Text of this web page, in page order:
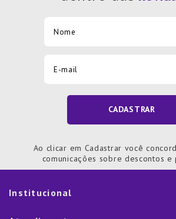
CADASTRAR
Ao clicar em Cadastrar você
comunicações sobre descontos e
Institucional
História